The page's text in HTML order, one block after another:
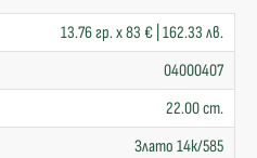
13.76 гр. x 83 € | 162.33 лв.
04000407
22.00 cm.
Злато 14к/585